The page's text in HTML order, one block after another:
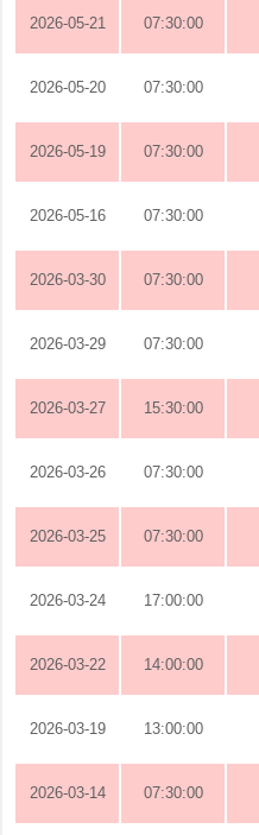
2026-05-21 07:30:00
2026-05-20 07:30:00
2026-05-19 07:30:00
2026-05-16 07:30:00
2026-03-30 07:30:00
2026-03-29 07:30:00
2026-03-27 15:30:00
2026-03-26 07:30:00
2026-03-25 07:30:00
2026-03-24 17:00:00
2026-03-22 14:00:00
2026-03-19 13:00:00
2026-03-14 07:30:00